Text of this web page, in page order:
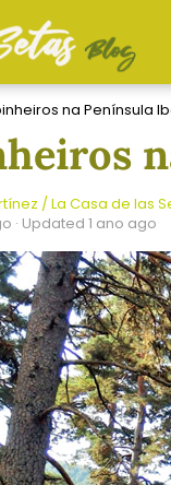
na Península
/ La Casa de las
· Updated 1 ano ago